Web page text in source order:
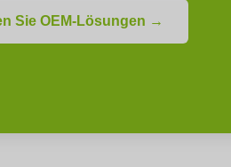
Sie OEM-Lösungen →